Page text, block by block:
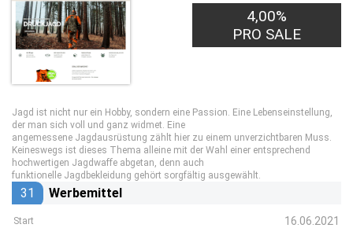
4,00%
PRO SALE
Jagd ist nicht nur ein Hobby, sondern eine Passion. Eine Lebenseinstellung,
der man sich voll und ganz widmet. Eine
angemessene Jagdausrüstung zählt hier zu einem unverzichtbaren Muss.
Keineswegs ist dieses Thema alleine mit der Wahl einer entsprechend
hochwertigen Jagdwaffe abgetan, denn auch
funktionelle Jagdbekleidung gehört sorgfältig ausgewählt.
31 Werbemittel
Start 16.06.2021